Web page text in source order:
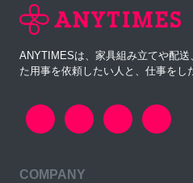
ANYTIMESは、家具組み立てや配
た用事を依頼したい人と、仕事をし
COMPANY